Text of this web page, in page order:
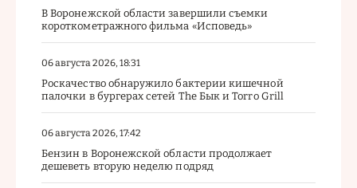
В Воронежской области завершили съемки
короткометражного фильма «Исповедь»
06 августа 2026, 18:31
Роскачество обнаружило бактерии кишечной
палочки в бургерах сетей The Бык и Torro Grill
06 августа 2026, 17:42
Бензин в Воронежской области продолжает
дешеветь вторую неделю подряд